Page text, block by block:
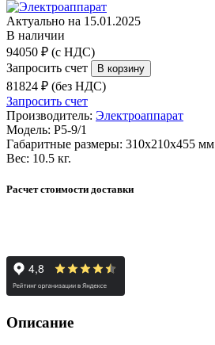
Актуально на 15.01.2025
В наличии
94050 ₽ (с НДС)
Запросить счет
81824 ₽ (без НДС)
Запросить счет
Производитель: Электроаппарат
Модель: Р5-9/1
Габаритные размеры: 310х210х455 мм
Вес: 10.5 кг.
Расчет стоимости доставки
Описание